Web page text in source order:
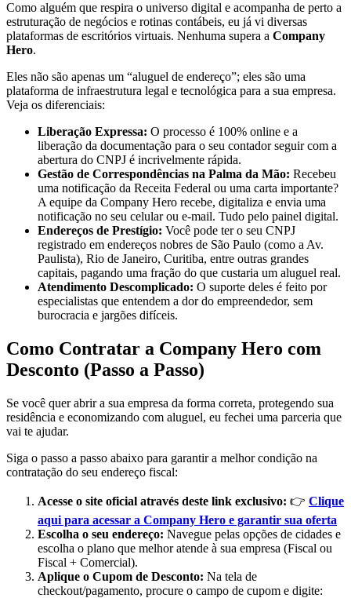
Como alguém que respira o universo digital e acompanha de perto a
estruturação de negócios e rotinas contábeis, eu já vi diversas
plataformas de escritórios virtuais. Nenhuma supera a Company
Hero.
Eles não são apenas um “aluguel de endereço”; eles são uma
plataforma de infraestrutura legal e tecnológica para a sua empresa.
Veja os diferenciais:
Liberação Expressa: O processo é 100% online e a
liberação da documentação para o seu contador seguir com a
abertura do CNPJ é incrivelmente rápida.
Gestão de Correspondências na Palma da Mão: Recebeu
uma notificação da Receita Federal ou uma carta importante?
A equipe da Company Hero recebe, digitaliza e envia uma
notificação no seu celular ou e-mail. Tudo pelo painel digital.
Endereços de Prestígio: Você pode ter o seu CNPJ
registrado em endereços nobres de São Paulo (como a Av.
Paulista), Rio de Janeiro, Curitiba, entre outras grandes
capitais, pagando uma fração do que custaria um aluguel real.
Atendimento Descomplicado: O suporte deles é feito por
especialistas que entendem a dor do empreendedor, sem
burocracia e jargões difíceis.
Como Contratar a Company Hero com
Desconto (Passo a Passo)
Se você quer abrir a sua empresa da forma correta, protegendo sua
residência e economizando com aluguel, eu fechei uma parceria que
vai te ajudar.
Siga o passo a passo abaixo para garantir a melhor condição na
contratação do seu endereço fiscal:
Acesse o site oficial através deste link exclusivo: 👉 Clique
aqui para acessar a Company Hero e garantir sua oferta
Escolha o seu endereço: Navegue pelas opções de cidades e
escolha o plano que melhor atende à sua empresa (Fiscal ou
Fiscal + Comercial).
Aplique o Cupom de Desconto: Na tela de
checkout/pagamento, procure o campo de cupom e digite: